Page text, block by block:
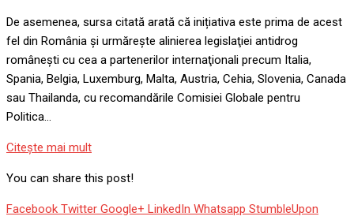
De asemenea, sursa citată arată că inițiativa este prima de acest
fel din România și urmărește alinierea legislaţiei antidrog
româneşti cu cea a partenerilor internaţionali precum Italia,
Spania, Belgia, Luxemburg, Malta, Austria, Cehia, Slovenia, Canada
sau Thailanda, cu recomandările Comisiei Globale pentru
Politica…
Citeşte mai mult
You can share this post!
Facebook Twitter Google+ LinkedIn Whatsapp StumbleUpon